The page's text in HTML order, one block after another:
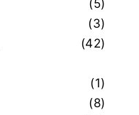
(5)
(3)
(42)
(1)
(8)